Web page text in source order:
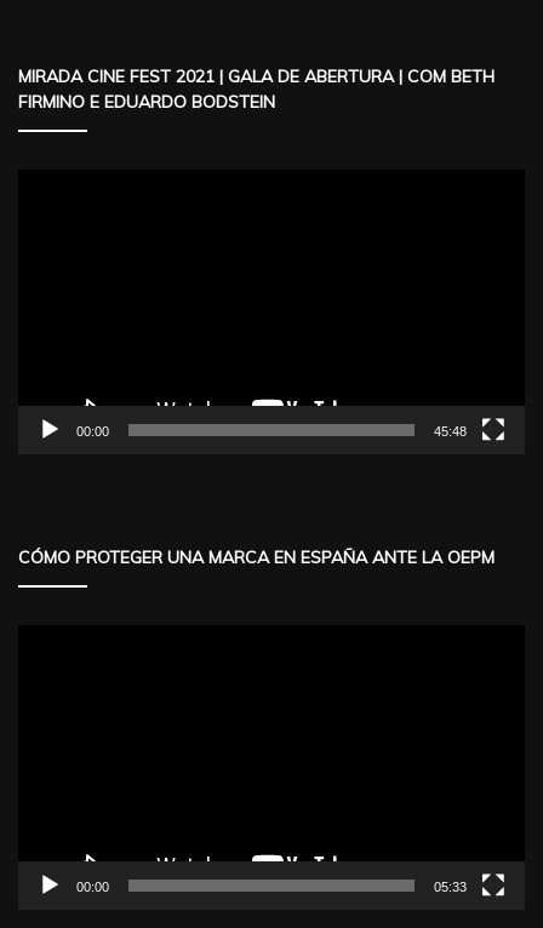
MIRADA CINE FEST 2021 | GALA DE ABERTURA | COM BETH
FIRMINO E EDUARDO BODSTEIN
00:00 45:48
CÓMO PROTEGER UNA MARCA EN ESPAÑA ANTE LA OEPM
00:00 05:33